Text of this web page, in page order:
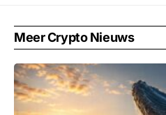
Meer Crypto Nieuws